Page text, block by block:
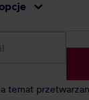
temat